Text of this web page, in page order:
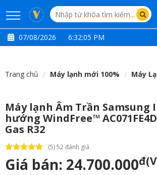
07/08/2026 6:32:06 PM
Trang chủ Máy lạnh mới 100% Máy
Máy lạnh Âm Trần Samsung
hướng WindFree™
Gas R32
(5) 52 đánh giá
Giá bán: 24.700.000